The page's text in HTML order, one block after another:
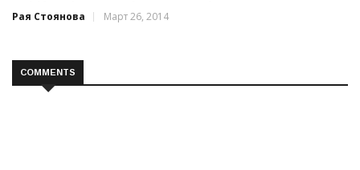
Рая Стоянова
Март 26, 2014
COMMENTS